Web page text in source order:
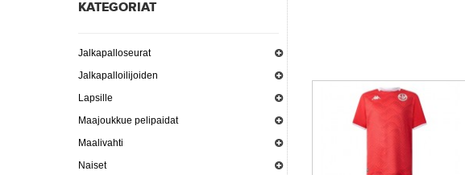
KATEGORIAT
Jalkapalloseurat
Jalkapalloilijoiden
Lapsille
Maajoukkue pelipaidat
Maalivahti
Naiset